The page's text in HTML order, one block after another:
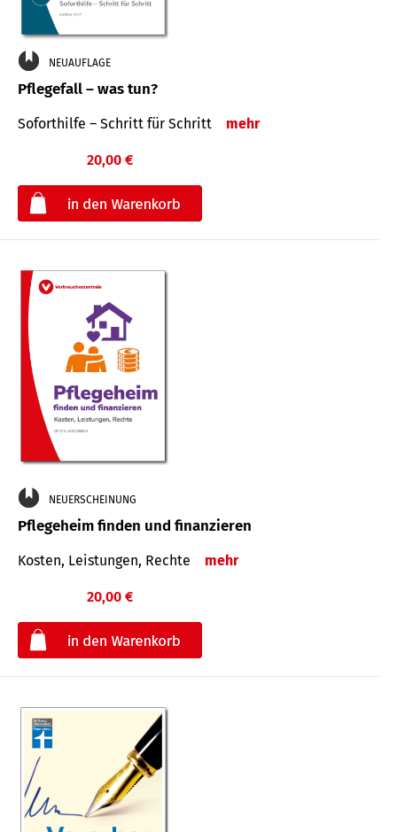
NEUAUFLAGE
Pflegefall – was tun?
Soforthilfe – Schritt für Schritt mehr
20,00 €
NEUERSCHEINUNG
Pflegeheim finden und finanzieren
Kosten, Leistungen, Rechte mehr
20,00 €